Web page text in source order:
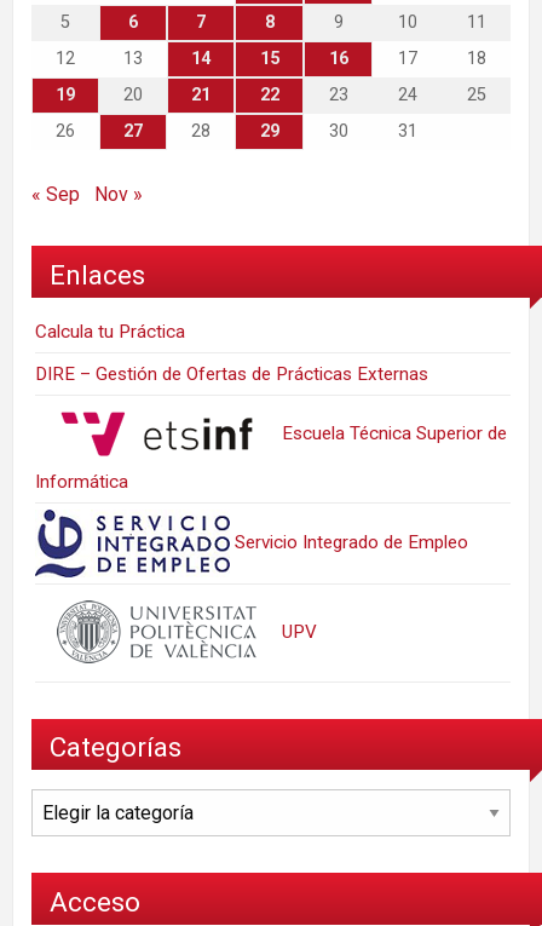
5
6 7 8 9 10
11
12
13 14 15 16 17
18
19
20 21 22 23 24
25
26
27 28 29 30 31
« Sep Nov »
Enlaces
Calcula tu Práctica
DIRE – Gestión de Ofertas de Prácticas Externas
Escuela Técnica Superior de
Informática
Servicio Integrado de Empleo
UPV
Categorías
Categorías
Acceso